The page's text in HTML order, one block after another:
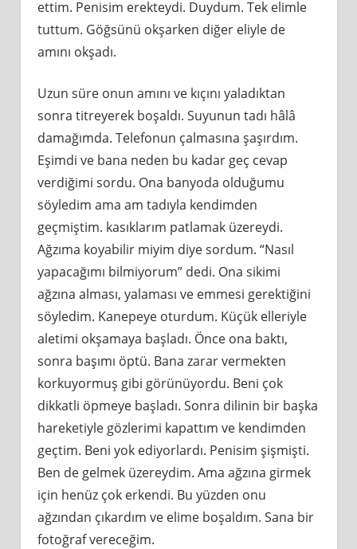
ettim. Penisim erekteydi. Duydum. Tek elimle
tuttum. Göğsünü okşarken diğer eliyle de
amını okşadı.
Uzun süre onun amını ve kıçını yaladıktan
sonra titreyerek boşaldı. Suyunun tadı hâlâ
damağımda. Telefonun çalmasına şaşırdım.
Eşimdi ve bana neden bu kadar geç cevap
verdiğimi sordu. Ona banyoda olduğumu
söyledim ama am tadıyla kendimden
geçmiştim. kasıklarım patlamak üzereydi.
Ağzıma koyabilir miyim diye sordum. “Nasıl
yapacağımı bilmiyorum” dedi. Ona sikimi
ağzına alması, yalaması ve emmesi gerektiğini
söyledim. Kanepeye oturdum. Küçük elleriyle
aletimi okşamaya başladı. Önce ona baktı,
sonra başımı öptü. Bana zarar vermekten
korkuyormuş gibi görünüyordu. Beni çok
dikkatli öpmeye başladı. Sonra dilinin bir başka
hareketiyle gözlerimi kapattım ve kendimden
geçtim. Beni yok ediyorlardı. Penisim şişmişti.
Ben de gelmek üzereydim. Ama ağzına girmek
için henüz çok erkendi. Bu yüzden onu
ağzından çıkardım ve elime boşaldım. Sana bir
fotoğraf vereceğim.